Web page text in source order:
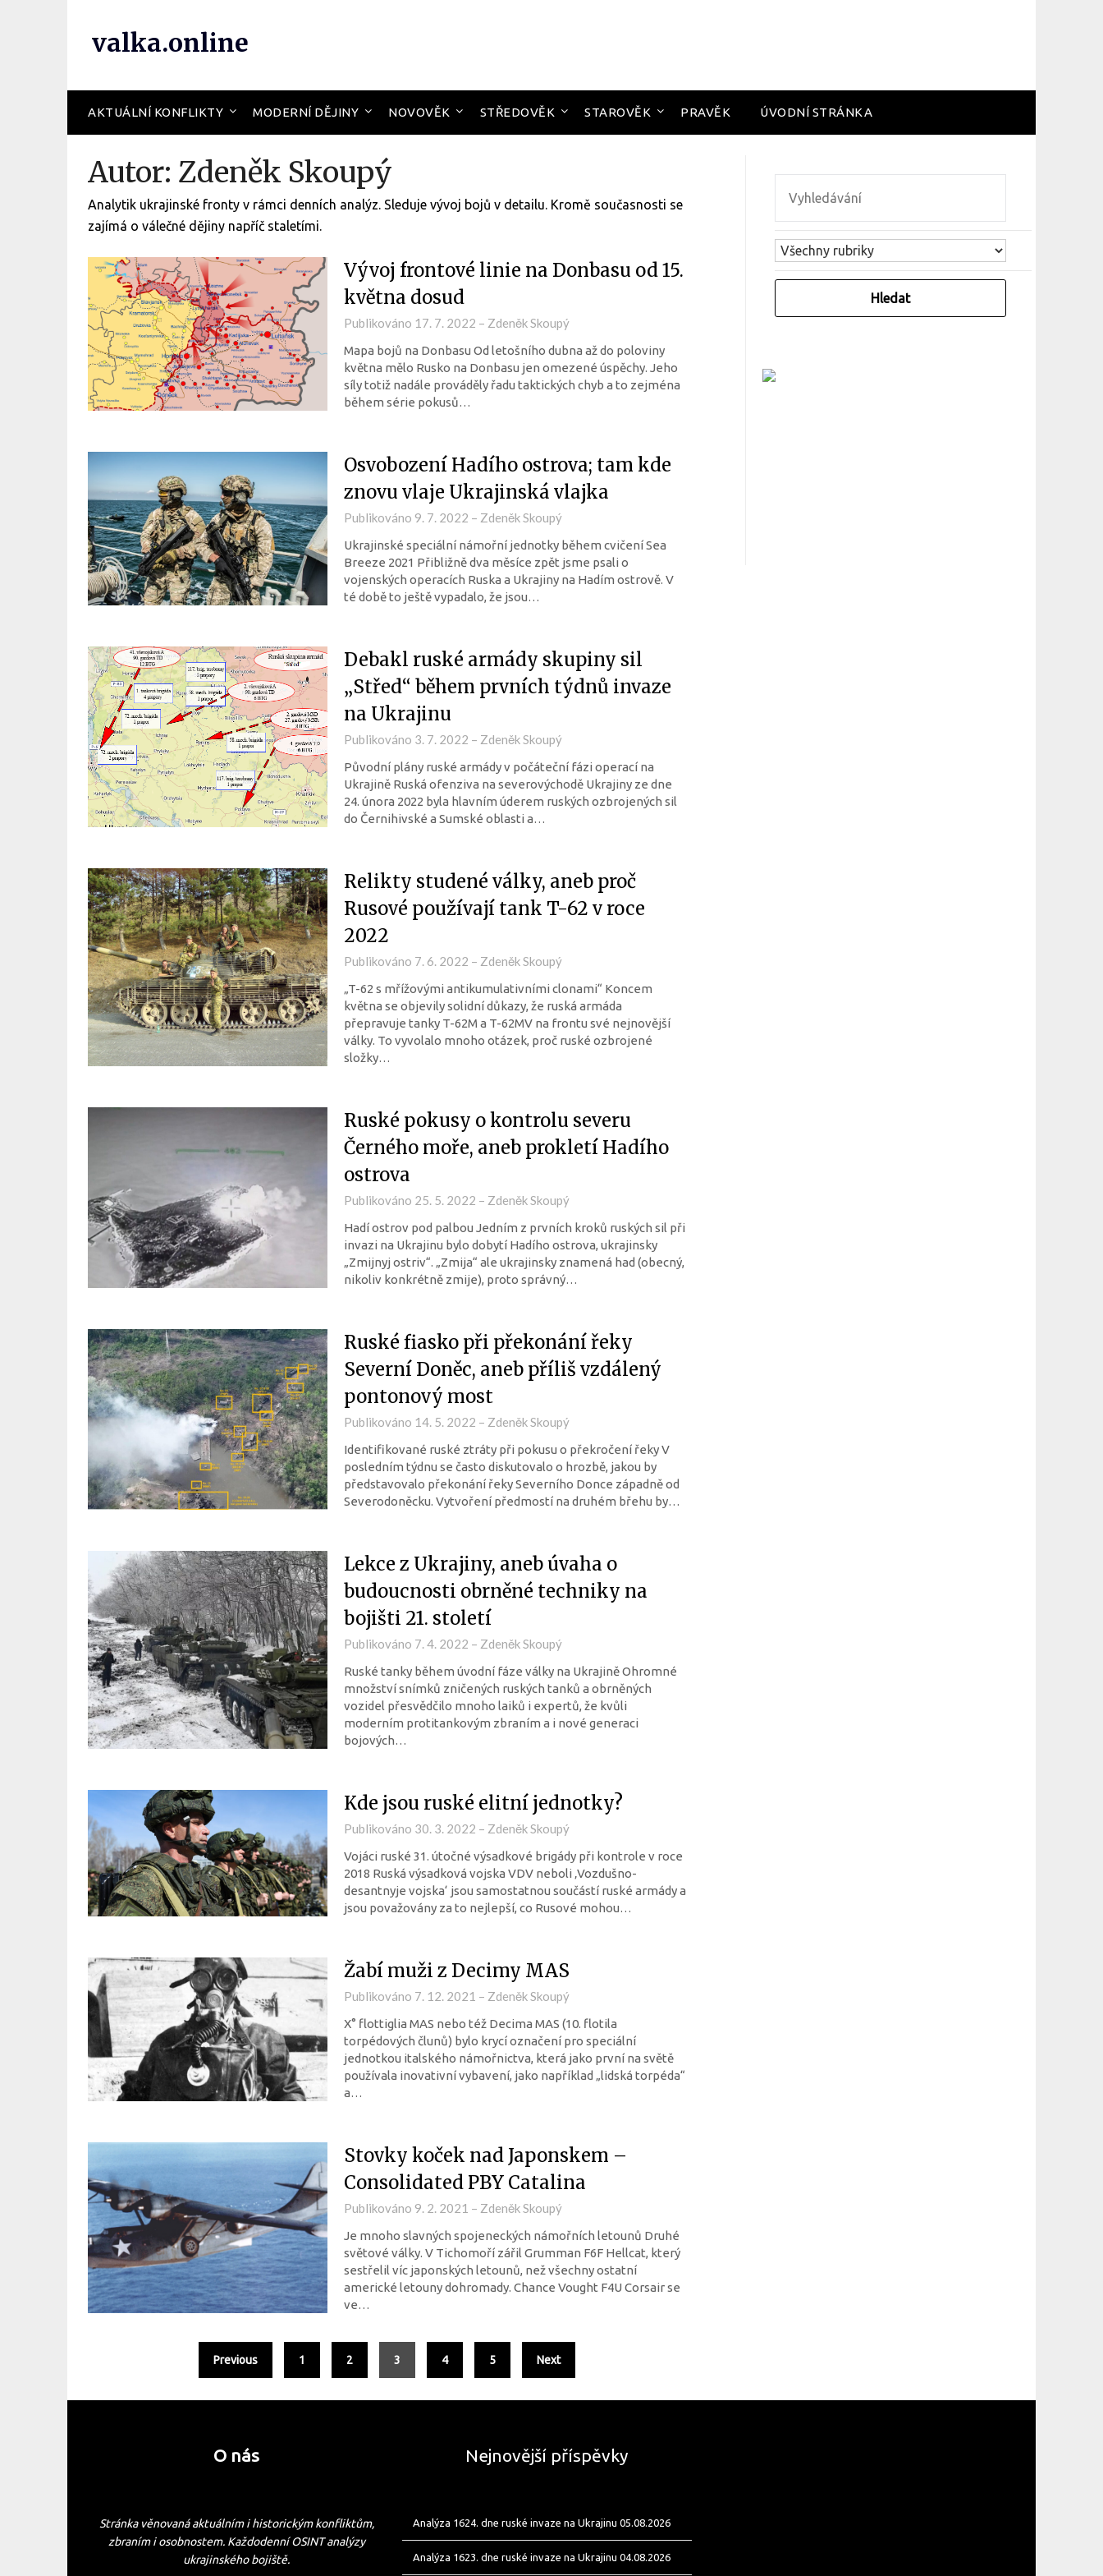
valka.online
AKTUÁLNÍ KONFLIKTY MODERNÍ DĚJINY NOVOVĚK STŘEDOVĚK STAROVĚK PRAVĚK ÚVODNÍ STRÁNKA
Autor: Zdeněk Skoupý
Analytik ukrajinské fronty v rámci denních analýz. Sleduje vývoj bojů v detailu. Kromě současnosti se
zajímá o válečné dějiny napříč staletími.
Vývoj frontové linie na Donbasu od 15.
května dosud
Publikováno 17. 7. 2022 – Zdeněk Skoupý
Mapa bojů na Donbasu Od letošního dubna až do poloviny
května mělo Rusko na Donbasu jen omezené úspěchy. Jeho
síly totiž nadále prováděly řadu taktických chyb a to zejména
během série pokusů…
Osvobození Hadího ostrova; tam kde
znovu vlaje Ukrajinská vlajka
Publikováno 9. 7. 2022 – Zdeněk Skoupý
Ukrajinské speciální námořní jednotky během cvičení Sea
Breeze 2021 Přibližně dva měsíce zpět jsme psali o
vojenských operacích Ruska a Ukrajiny na Hadím ostrově. V
té době to ještě vypadalo, že jsou…
Debakl ruské armády skupiny sil
„Střed“ během prvních týdnů invaze
na Ukrajinu
Publikováno 3. 7. 2022 – Zdeněk Skoupý
Původní plány ruské armády v počáteční fázi operací na
Ukrajině Ruská ofenziva na severovýchodě Ukrajiny ze dne
24. února 2022 byla hlavním úderem ruských ozbrojených sil
do Černihivské a Sumské oblasti a…
Relikty studené války, aneb proč
Rusové používají tank T-62 v roce
2022
Publikováno 7. 6. 2022 – Zdeněk Skoupý
„T-62 s mřížovými antikumulativními clonami“ Koncem
května se objevily solidní důkazy, že ruská armáda
přepravuje tanky T-62M a T-62MV na frontu své nejnovější
války. To vyvolalo mnoho otázek, proč ruské ozbrojené
složky…
Ruské pokusy o kontrolu severu
Černého moře, aneb prokletí Hadího
ostrova
Publikováno 25. 5. 2022 – Zdeněk Skoupý
Hadí ostrov pod palbou Jedním z prvních kroků ruských sil při
invazi na Ukrajinu bylo dobytí Hadího ostrova, ukrajinsky
„Zmijnyj ostriv“. „Zmija“ ale ukrajinsky znamená had (obecný,
nikoliv konkrétně zmije), proto správný…
Ruské fiasko při překonání řeky
Severní Doněc, aneb příliš vzdálený
pontonový most
Publikováno 14. 5. 2022 – Zdeněk Skoupý
Identifikované ruské ztráty při pokusu o překročení řeky V
posledním týdnu se často diskutovalo o hrozbě, jakou by
představovalo překonání řeky Severního Donce západně od
Severodoněcku. Vytvoření předmostí na druhém břehu by…
Lekce z Ukrajiny, aneb úvaha o
budoucnosti obrněné techniky na
bojišti 21. století
Publikováno 7. 4. 2022 – Zdeněk Skoupý
Ruské tanky během úvodní fáze války na Ukrajině Ohromné
množství snímků zničených ruských tanků a obrněných
vozidel přesvědčilo mnoho laiků i expertů, že kvůli
moderním protitankovým zbraním a i nové generaci
bojových…
Kde jsou ruské elitní jednotky?
Publikováno 30. 3. 2022 – Zdeněk Skoupý
Vojáci ruské 31. útočné výsadkové brigády při kontrole v roce
2018 Ruská výsadková vojska VDV neboli ‚Vozdušno-
desantnyje vojska‘ jsou samostatnou součástí ruské armády a
jsou považovány za to nejlepší, co Rusové mohou…
Žabí muži z Decimy MAS
Publikováno 7. 12. 2021 – Zdeněk Skoupý
X° flottiglia MAS nebo též Decima MAS (10. flotila
torpédových člunů) bylo krycí označení pro speciální
jednotkou italského námořnictva, která jako první na světě
používala inovativní vybavení, jako například „lidská torpéda“
a…
Stovky koček nad Japonskem –
Consolidated PBY Catalina
Publikováno 9. 2. 2021 – Zdeněk Skoupý
Je mnoho slavných spojeneckých námořních letounů Druhé
světové války. V Tichomoří zářil Grumman F6F Hellcat, který
sestřelil víc japonských letounů, než všechny ostatní
americké letouny dohromady. Chance Vought F4U Corsair se
ve…
Previous 1 2 3 4 5 Next
O nás
Stránka věnovaná aktuálním i historickým konfliktům,
zbraním i osobnostem. Každodenní OSINT analýzy
ukrajinského bojiště.
Nejnovější příspěvky
Analýza 1624. dne ruské invaze na Ukrajinu 05.08.2026
Analýza 1623. dne ruské invaze na Ukrajinu 04.08.2026